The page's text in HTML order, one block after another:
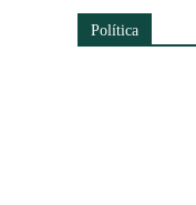
Política